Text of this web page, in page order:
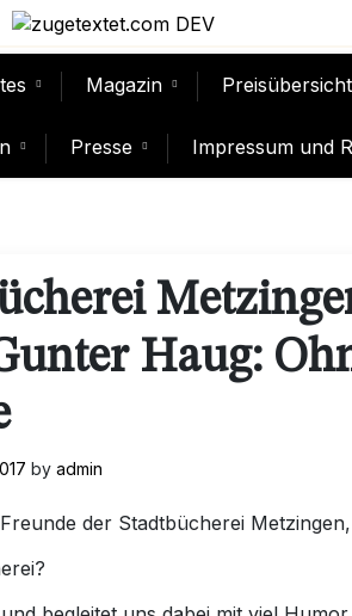
Magazin
Presse Impressum und
Haug:
by admin
der Stadtbücherei Metzingen,